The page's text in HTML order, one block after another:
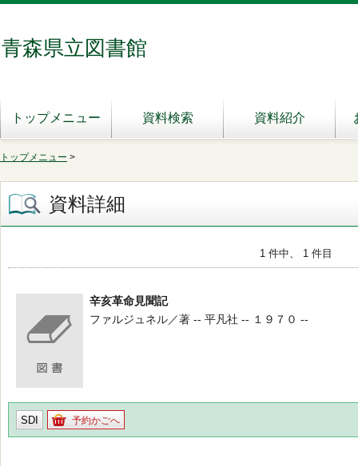
青森県立図書館
トップメニュー 資料検索 資料紹介
トップメニュー >
資料詳細
1 件中、 1 件目
辛亥革命見聞記
ファルジュネル／著 -- 平凡社 -- １９７０ --
SDI 予約かごへ